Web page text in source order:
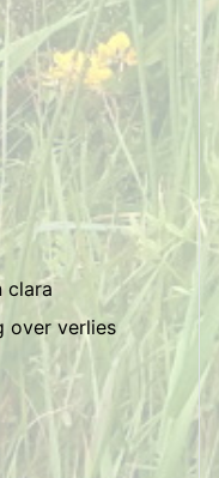
clara
over verlies